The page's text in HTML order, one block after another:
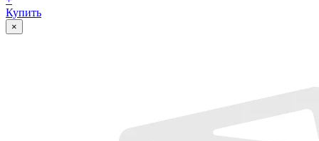
Купить
×